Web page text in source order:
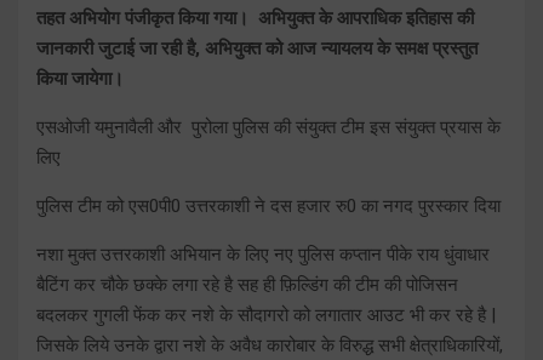
तहत अभियोग पंजीकृत किया गया। अभियुक्त के आपराधिक इतिहास की
जानकारी जुटाई जा रही है, अभियुक्त को आज न्यायलय के समक्ष प्रस्तुत
किया जायेगा।
एसओजी यमुनावैली और पुरोला पुलिस की संयुक्त टीम इस संयुक्त प्रयास के
लिए
पुलिस टीम को एस0पी0 उत्तरकाशी ने दस हजार रु0 का नगद पुरस्कार दिया
नशा मुक्त उत्तरकाशी अभियान के लिए नए पुलिस कप्तान पीके राय धुंवाधार
बैटिंग कर चौके छक्के लगा रहे है सह ही फ़िल्डिंग की टीम की पोजिसन
बदलकर गुगली फेंक कर नशे के सौदागरो को लगातार आउट भी कर रहे है |
जिसके लिये उनके द्वारा नशे के अवैध कारोबार के विरुद्ध सभी क्षेत्राधिकारियों,